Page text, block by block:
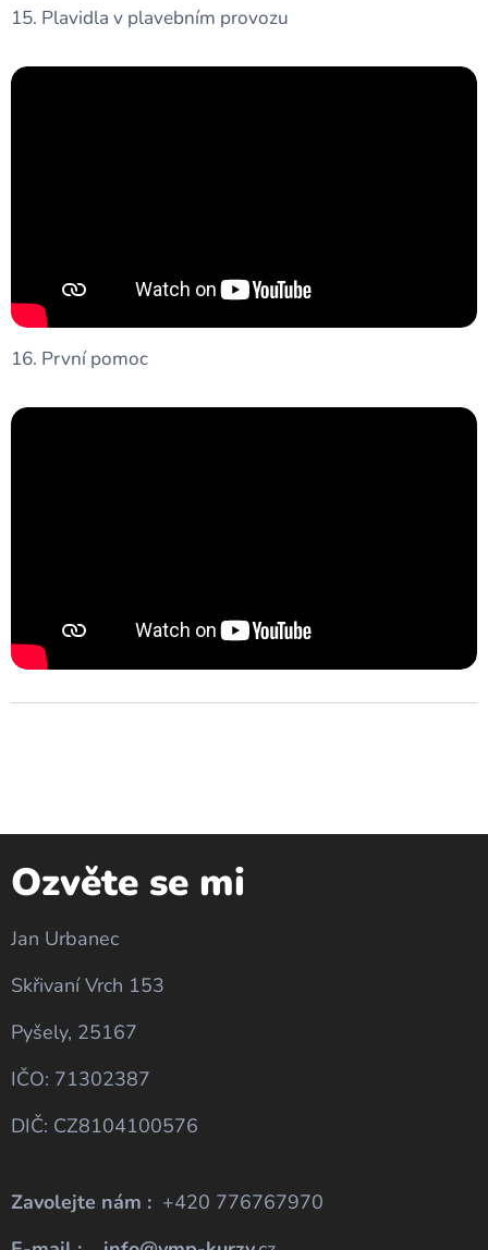
15. Plavidla v plavebním provozu
16. První pomoc
Ozvěte se mi
Jan Urbanec
Skřivaní Vrch 153
Pyšely, 25167
IČO: 71302387
DIČ: CZ8104100576
Zavolejte nám : +420 776767970